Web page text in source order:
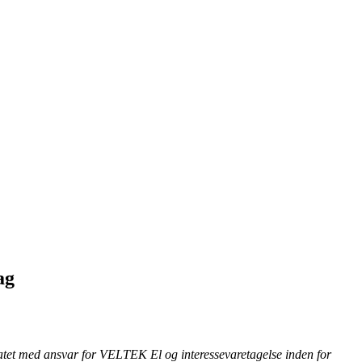
med ansvar for VELTEK El og interessevaretagelse inden for